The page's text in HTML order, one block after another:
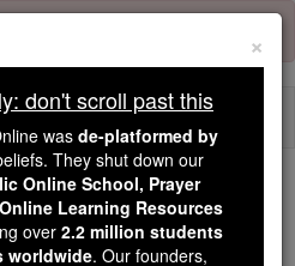
2.2 Million
Formed in the
×
don't scroll past this
was de-platformed by
They shut down our
Online School, Prayer
Learning Resources
over 2.2 million students
worldwide. Our founders,